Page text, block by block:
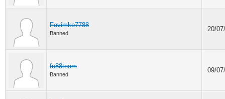
Favimko7788
Banned
20/
fu88team
Banned
09/